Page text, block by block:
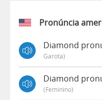
Pronúncia
Diamond
Garota)
Diamond
(feminino)